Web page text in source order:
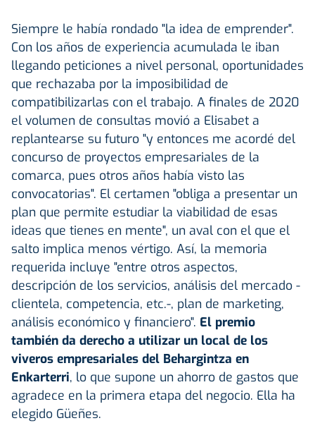
Siempre le había rondado "la idea de emprender".
Con los años de experiencia acumulada le iban
llegando peticiones a nivel personal, oportunidades
que rechazaba por la imposibilidad de
compatibilizarlas con el trabajo. A finales de 2020
el volumen de consultas movió a Elisabet a
replantearse su futuro "y entonces me acordé del
concurso de proyectos empresariales de la
comarca, pues otros años había visto las
convocatorias". El certamen "obliga a presentar un
plan que permite estudiar la viabilidad de esas
ideas que tienes en mente", un aval con el que el
salto implica menos vértigo. Así, la memoria
requerida incluye "entre otros aspectos,
descripción de los servicios, análisis del mercado -
clientela, competencia, etc.-, plan de marketing,
análisis económico y financiero". El premio
también da derecho a utilizar un local de los
viveros empresariales del Behargintza en
Enkarterri, lo que supone un ahorro de gastos que
agradece en la primera etapa del negocio. Ella ha
elegido Güeñes.